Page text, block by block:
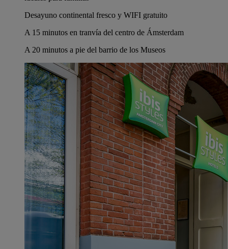
Desayuno continental fresco y WIFI gratuito
A 15 minutos en tranvía del centro de Ámsterdam
A 20 minutos a pie del barrio de los Museos